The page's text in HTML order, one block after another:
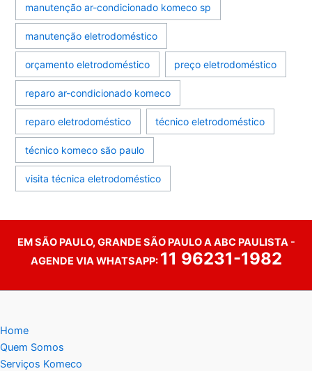
manutenção ar-condicionado komeco sp
manutenção eletrodoméstico
orçamento eletrodoméstico preço eletrodoméstico
reparo ar-condicionado komeco
reparo eletrodoméstico técnico eletrodoméstico
técnico komeco são paulo
visita técnica eletrodoméstico
EM SÃO PAULO, GRANDE SÃO PAULO A ABC PAULISTA -
AGENDE VIA WHATSAPP: 11 96231-1982
Home
Quem Somos
Serviços Komeco